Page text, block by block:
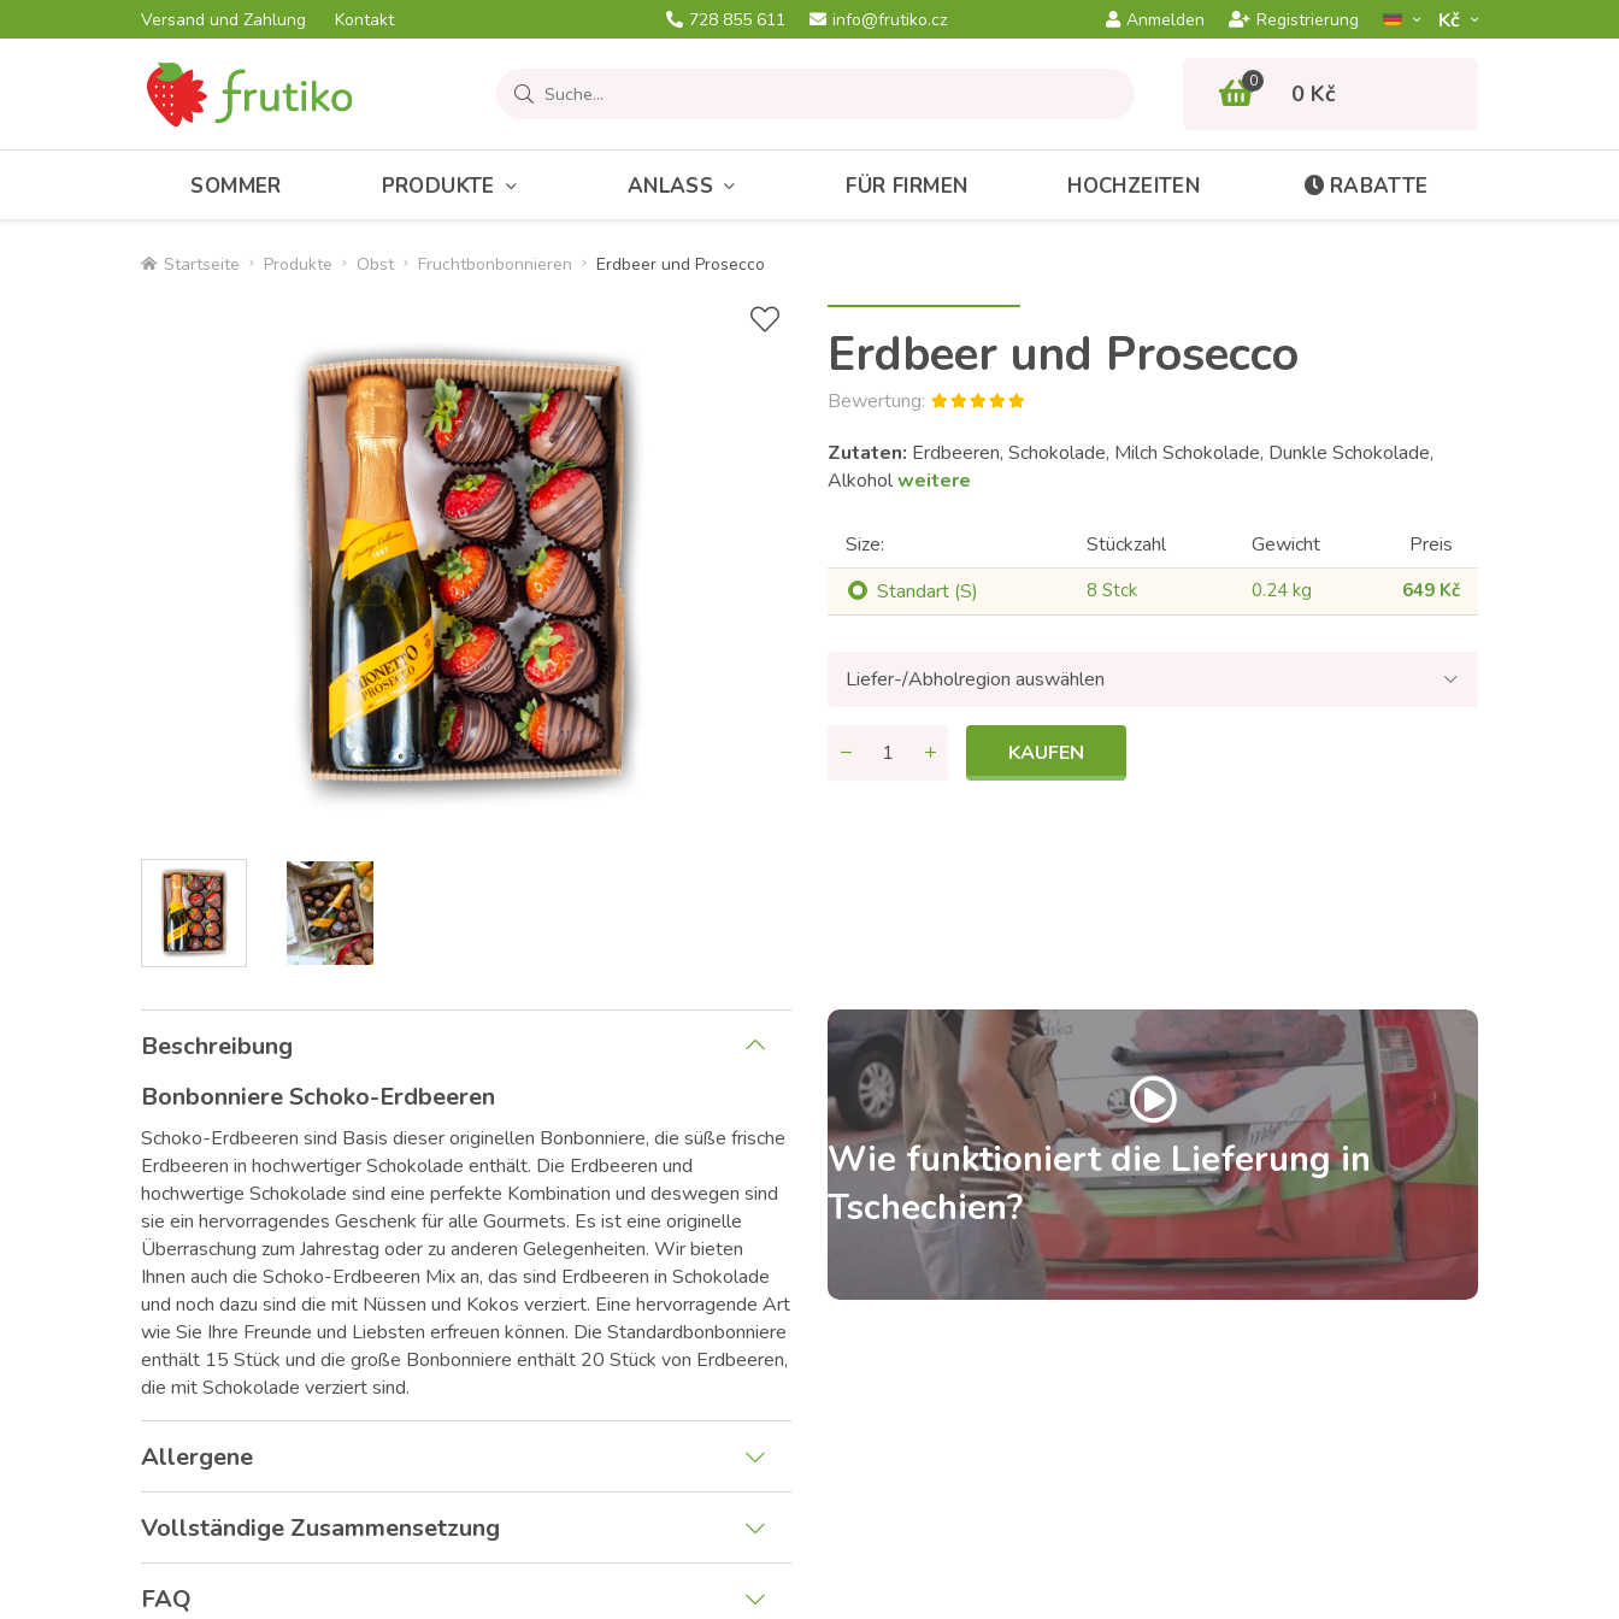
Versand und Zahlung Kontakt 728 855 611 info@frutiko.cz Anmelden Registrierung Kč­
0 0 Kč
SOMMER PRODUKTE ANLASS FÜR FIRMEN HOCHZEITEN RABATTE
Startseite Produkte Obst Fruchtbonbonnieren Erdbeer und Prosecco
Erdbeer und Prosecco
Bewertung:
Zutaten: Erdbeeren, Schokolade, Milch Schokolade, Dunkle Schokolade,
Alkoholweitere
Size: Stückzahl Gewicht
Preis
Standart (S)
8 Stck 0.24 kg 649 Kč
Liefer-/Abholregion auswählen
KAUFEN
Beschreibung
Bonbonniere Schoko-Erdbeeren
Schoko-Erdbeeren sind Basis dieser originellen Bonbonniere, die süße frische
Erdbeeren in hochwertiger Schokolade enthält. Die Erdbeeren und
hochwertige Schokolade sind eine perfekte Kombination und deswegen sind
sie ein hervorragendes Geschenk für alle Gourmets. Es ist eine originelle
Überraschung zum Jahrestag oder zu anderen Gelegenheiten. Wir bieten
Ihnen auch die Schoko-Erdbeeren Mix an, das sind Erdbeeren in Schokolade
und noch dazu sind die mit Nüssen und Kokos verziert. Eine hervorragende Art
wie Sie Ihre Freunde und Liebsten erfreuen können. Die Standardbonbonniere
enthält 15 Stück und die große Bonbonniere enthält 20 Stück von Erdbeeren,
die mit Schokolade verziert sind.
Allergene
Vollständige Zusammensetzung
FAQ
Wie funktioniert die Lieferung in
Tschechien?